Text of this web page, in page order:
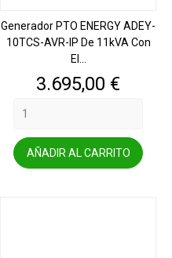
Generador PTO ENERGY ADEY-
10TCS-AVR-IP De 11kVA Con
El...
Precio
3.695,00 €
AÑADIR AL CARRITO